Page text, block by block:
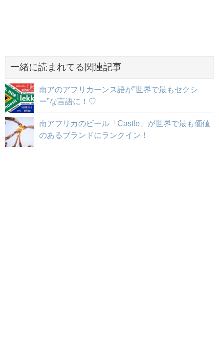
一緒に読まれてる関連記事
南アのアフリカーンス語が”世界で最もセクシ
ー”な言語に！♡
南アフリカのビール「Castle」が世界で最も価値
のあるブランドにランクイン！